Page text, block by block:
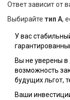
Ответ зависит от
Выбирайте тип А,
У вас
Вы не уверены в
возможность
будущих льгот,
Ваши